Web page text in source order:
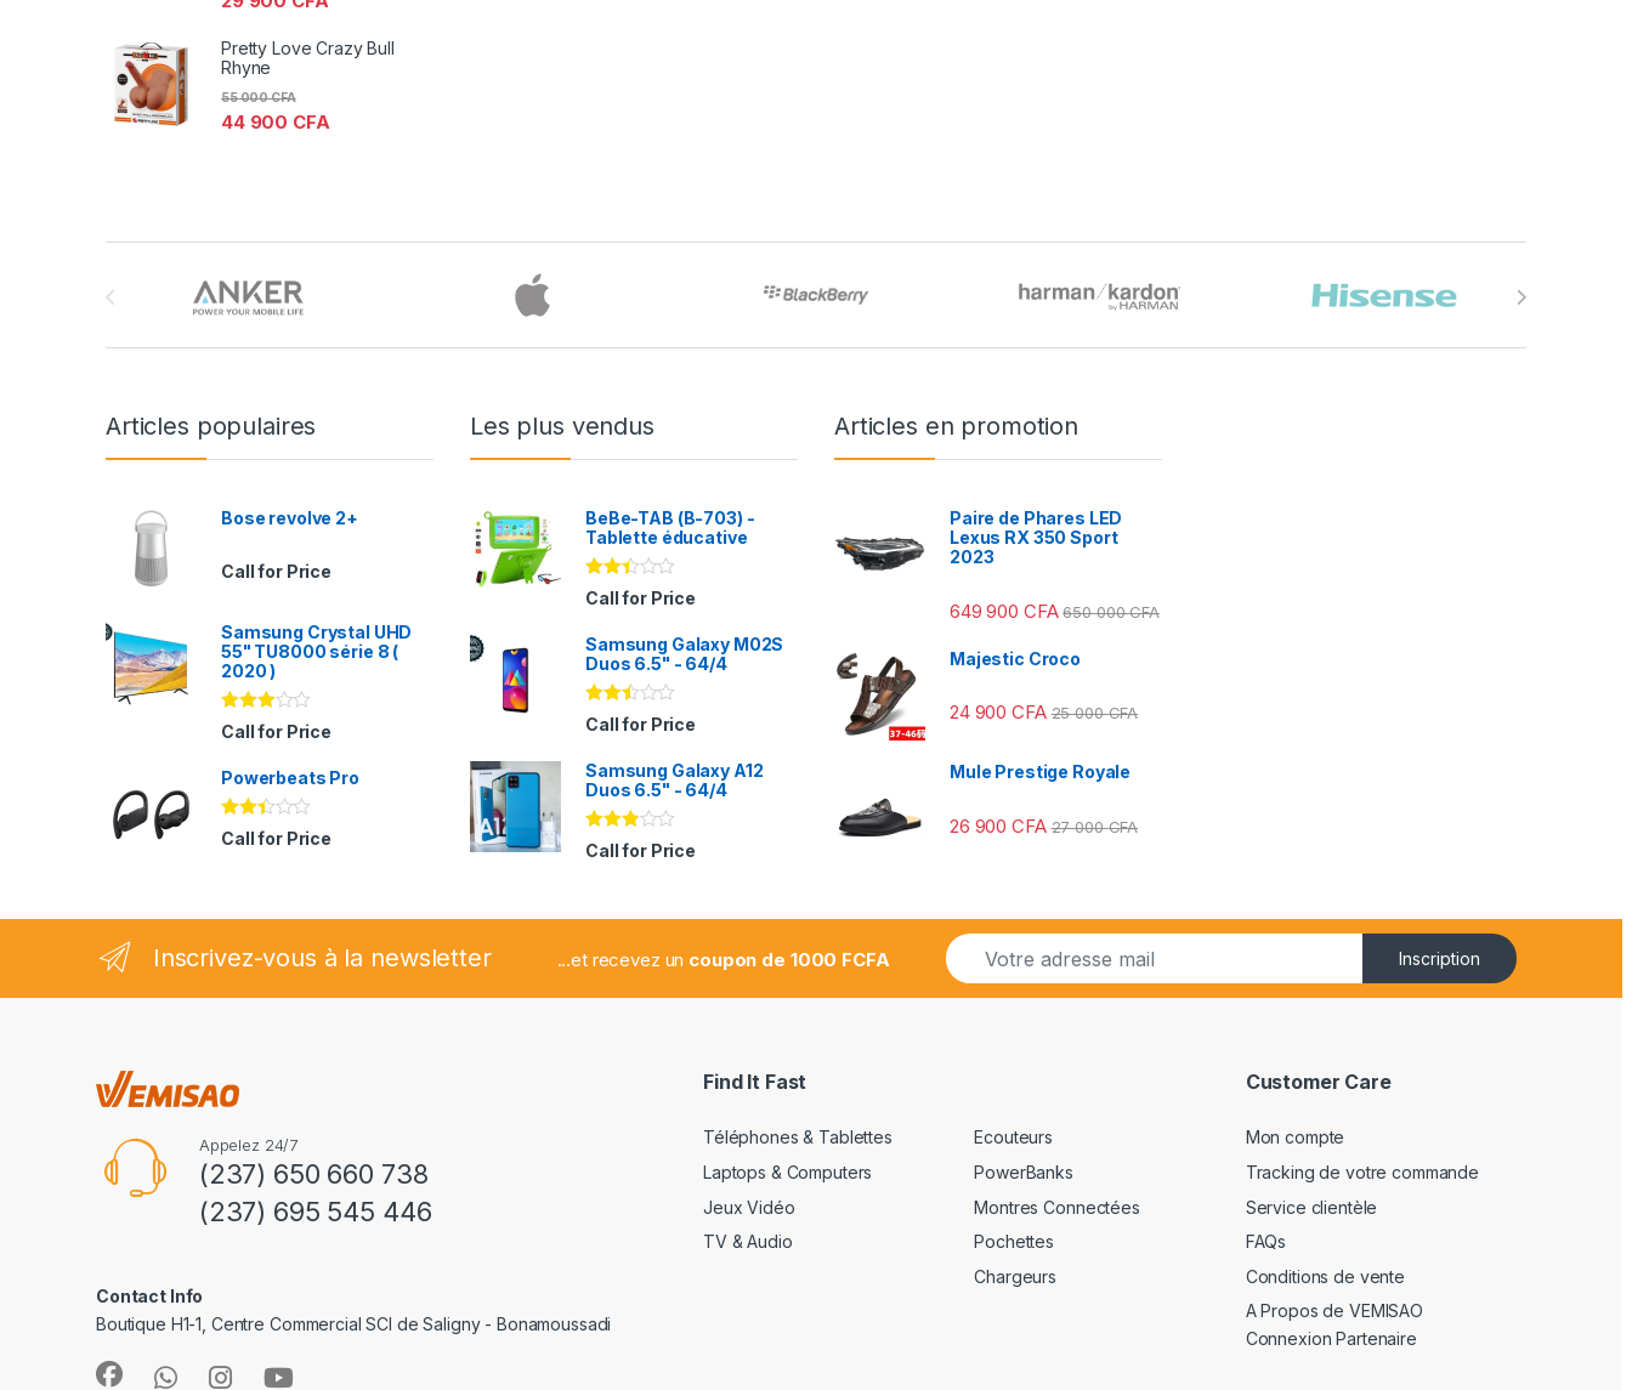
Pretty Love Crazy Bull
Rhyne
44 900 CFA
55 000CFA
Articles populaires
Bose revolve 2+
Call for Price
Samsung Crystal UHD
55" TU8000 série 8 (
2020 )
Note
2.94
Call for Price
Powerbeats Pro
Note
2.35
Call for Price
Les plus vendus
BeBe-TAB (B-703) -
Tablette éducative
Note
2.31
5
Call for Price
Samsung Galaxy M02S
Duos 6.5" - 64/4
Note
2.41
5
Call for Price
Samsung Galaxy A12
Duos 6.5" - 64/4
Note
2.78
Call for Price
Articles en promotion
Paire de Phares LED
Lexus RX 350 Sport
2023
649 900 CFA 650 000CFA
Majestic Croco
24 900CFA 25 000CFA
Mule Prestige Royale
26 900CFA 27 000CFA
Inscrivez-vous à la newsletter ...et recevez un coupon de 1000 FCFA
E
m
a
Inscription
Appelez 24/7
(237) 650 660 738
(237) 695 545 446
Contact Info
Boutique H1-1, Centre Commercial SCI de Saligny - Bonamoussadi
Find It Fast
Téléphones & Tablettes
Laptops & Computers
Jeux Vidéo
TV & Audio
Ecouteurs
PowerBanks
Montres Connectées
Pochettes
Chargeurs
Customer Care
Mon compte
Tracking de votre commande
Service clientèle
FAQs
Conditions de vente
A Propos de VEMISAO
Connexion Partenaire